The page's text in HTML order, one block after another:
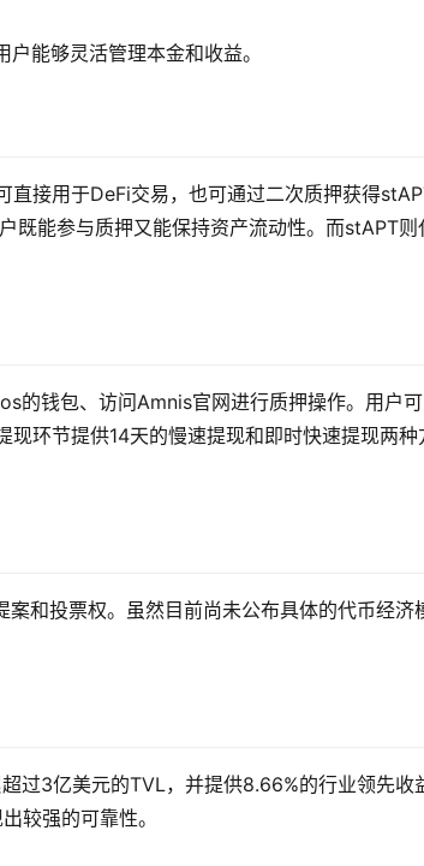
能够灵活管理本金和收益。
接用于DeFi交易，也可通过二次质押获得
既能参与质押又能保持资产流动性。而stAPT则
的钱包、访问Amnis官网进行质押操作。用户
环节提供14天的慢速提现和即时快速提现两种
和投票权。虽然目前尚未公布具体的代币经济
过3亿美元的TVL，并提供8.66%的行业领先收
较强的可靠性。